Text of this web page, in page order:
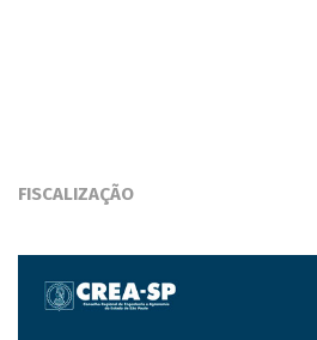
FISCALIZAÇÃO